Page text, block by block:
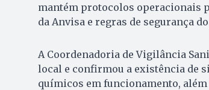
mantém protocolos operacionais
da Anvisa e regras de segurança
A Coordenadoria de Vigilância
local e confirmou a existência de
químicos em funcionamento, além